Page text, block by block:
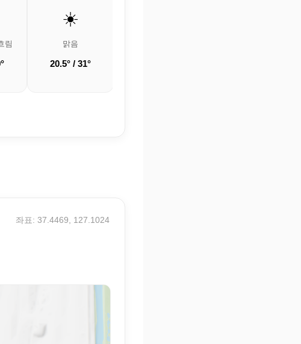
림
☀️
맑음
20.5° / 31°
좌표: 37.4469, 127.1024